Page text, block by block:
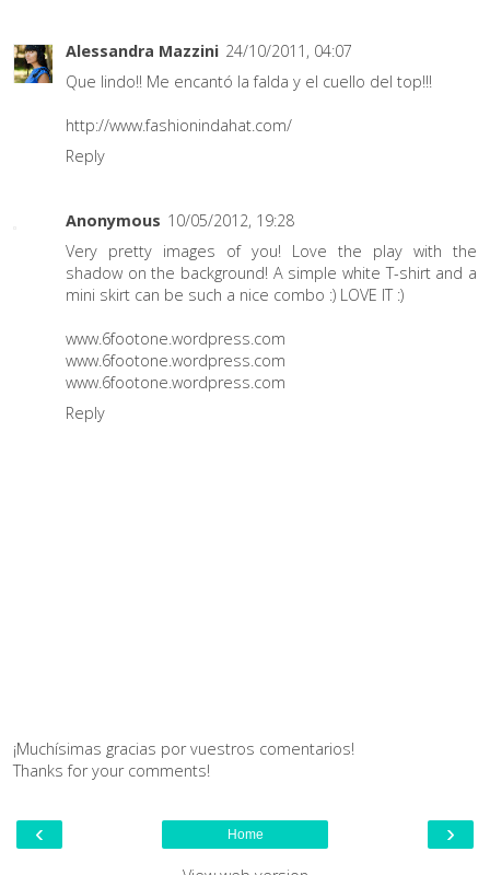
Alessandra Mazzini 24/10/2011, 04:07
Que lindo!! Me encantó la falda y el cuello del top!!!
http://www.fashionindahat.com/
Reply
Anonymous 10/05/2012, 19:28
Very pretty images of you! Love the play with the
shadow on the background! A simple white T-shirt and a
mini skirt can be such a nice combo :) LOVE IT :)
www.6footone.wordpress.com
www.6footone.wordpress.com
www.6footone.wordpress.com
Reply
¡Muchísimas gracias por vuestros comentarios!
Thanks for your comments!
‹ ›
Home